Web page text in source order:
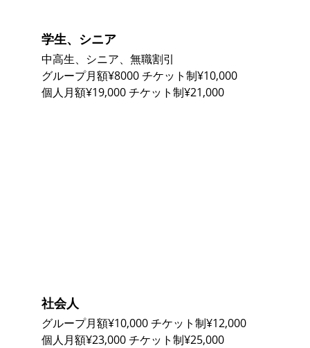
学生、シニア
中高生、シニア、無職割引
グループ月額¥8000 チケット制¥10,000
個人月額¥19,000 チケット制¥21,000
グループ月額¥10,000 チケット制¥12,000
個人月額¥23,000 チケット制¥25,000
社会人